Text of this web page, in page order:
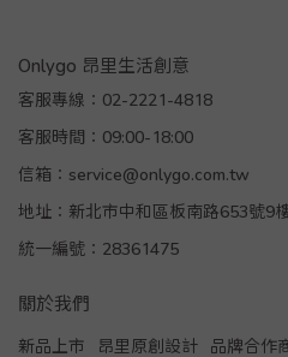
Onlygo 昂里生活創意
客服專線：02-2221-4818
客服時間：09:00-18:00
信箱：service@onlygo.com.tw
地址：新北市中和區板南路653號9
統一編號：28361475
關於我們
新品上市 昂里原創設計 品牌合作